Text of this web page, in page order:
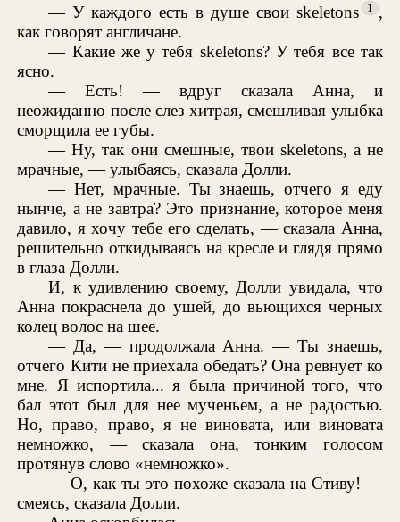
— У каждого есть в душе свои skeletons
1 ,
как говорят англичане.
— Какие же у тебя skeletons? У тебя все так
ясно.
— Есть! — вдруг сказала Анна, и
неожиданно после слез хитрая, смешливая улыбка
сморщила ее губы.
— Ну, так они смешные, твои skeletons, а не
мрачные, — улыбаясь, сказала Долли.
— Нет, мрачные. Ты знаешь, отчего я еду
нынче, а не завтра? Это признание, которое меня
давило, я хочу тебе его сделать, — сказала Анна,
решительно откидываясь на кресле и глядя прямо
в глаза Долли.
И, к удивлению своему, Долли увидала, что
Анна покраснела до ушей, до вьющихся черных
колец волос на шее.
— Да, — продолжала Анна. — Ты знаешь,
отчего Кити не приехала обедать? Она ревнует ко
мне. Я испортила... я была причиной того, что
бал этот был для нее мученьем, а не радостью.
Но, право, право, я не виновата, или виновата
немножко, — сказала она, тонким голосом
протянув слово «немножко».
— О, как ты это похоже сказала на Стиву! —
смеясь, сказала Долли.